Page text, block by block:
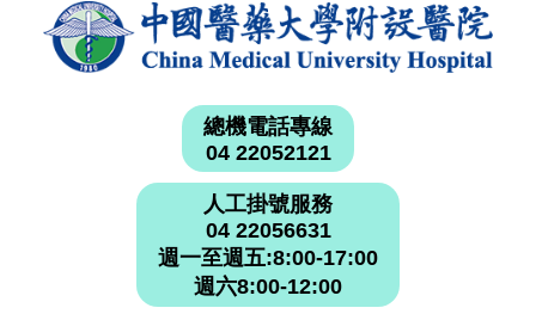
總機電話專線
04 22052121
人工掛號服務
04 22056631
週一至週五:8:00-17:00
週六8:00-12:00